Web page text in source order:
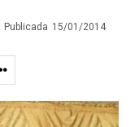
Publicada 15/01/2014